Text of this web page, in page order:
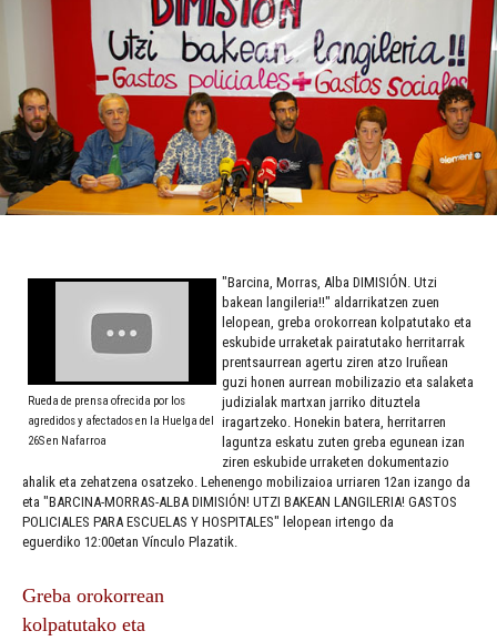
Rueda de prensa ofrecida por los
agredidos y afectados en la Huelga del
26S en Nafarroa
"Barcina, Morras, Alba DIMISIÓN. Utzi
bakean langileria!!" aldarrikatzen zuen
lelopean, greba orokorrean kolpatutako eta
eskubide urraketak pairatutako herritarrak
prentsaurrean agertu ziren atzo Iruñean
guzi honen aurrean mobilizazio eta salaketa
judizialak martxan jarriko dituztela
iragartzeko. Honekin batera, herritarren
laguntza eskatu zuten greba egunean izan
ziren eskubide urraketen dokumentazio
ahalik eta zehatzena osatzeko. Lehenengo mobilizaioa urriaren 12an izango da
eta "BARCINA-MORRAS-ALBA DIMISIÓN! UTZI BAKEAN LANGILERIA! GASTOS
POLICIALES PARA ESCUELAS Y HOSPITALES" lelopean irtengo da
eguerdiko 12:00etan Vínculo Plazatik.
Greba orokorrean
kolpatutako eta